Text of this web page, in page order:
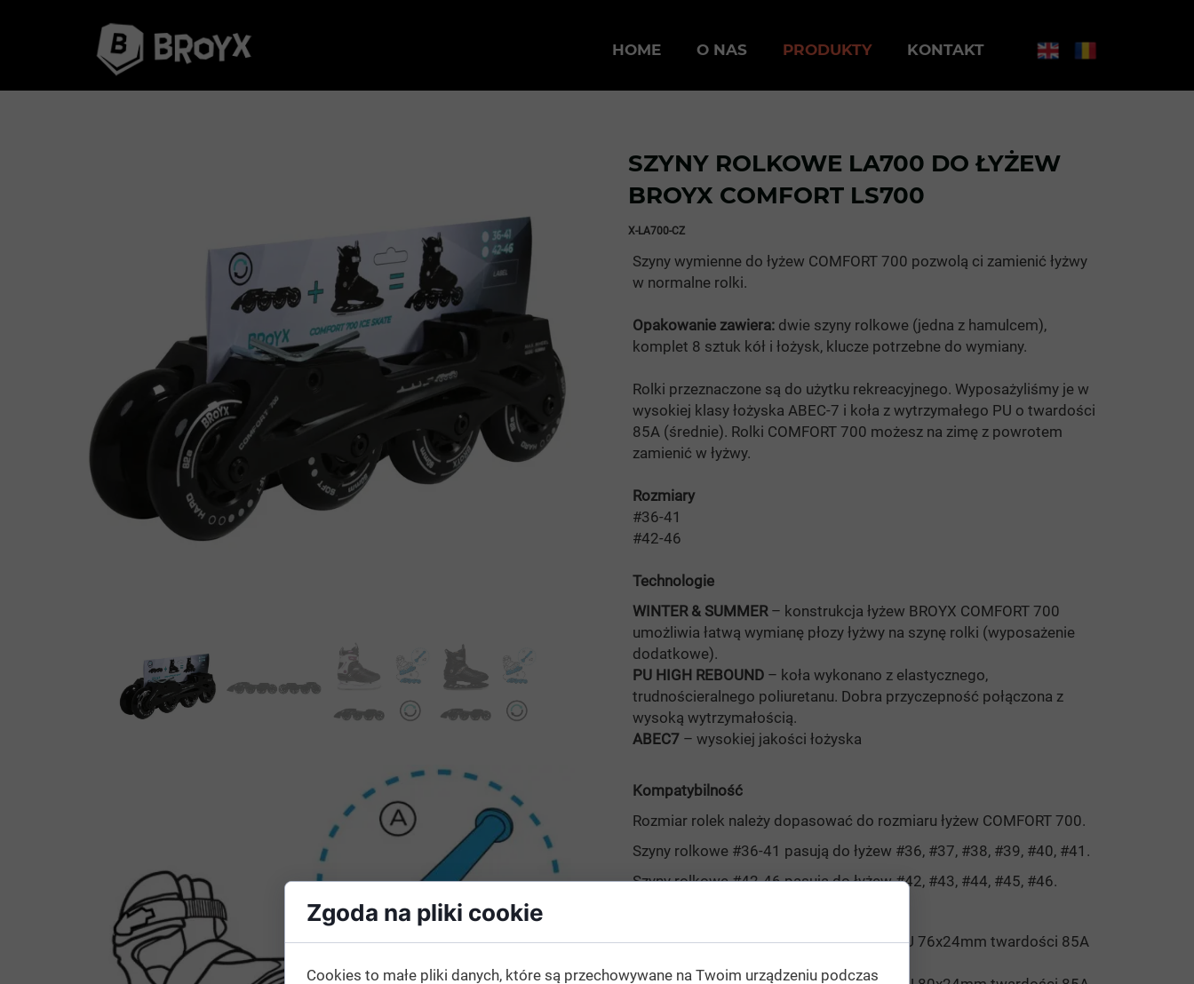
HOME O NAS PRODUKTY KONTAKT
X-LA700-CZ
SZYNY ROLKOWE LA700 DO ŁYŻEW
BROYX COMFORT LS700
Szyny wymienne do łyżew COMFORT 700 pozwolą ci zamienić łyżwy
w normalne rolki.
Opakowanie zawiera: dwie szyny rolkowe (jedna z hamulcem),
komplet 8 sztuk kół i łożysk, klucze potrzebne do wymiany.
Rolki przeznaczone są do użytku rekreacyjnego. Wyposażyliśmy je w
wysokiej klasy łożyska ABEC-7 i koła z wytrzymałego PU o twardości
85A (średnie). Rolki COMFORT 700 możesz na zimę z powrotem
zamienić w łyżwy.
Rozmiary
#36-41
#42-46
Technologie
WINTER & SUMMER – konstrukcja łyżew BROYX COMFORT 700
umożliwia łatwą wymianę płozy łyżwy na szynę rolki (wyposażenie
dodatkowe).
PU HIGH REBOUND – koła wykonano z elastycznego,
trudnościeralnego poliuretanu. Dobra przyczepność połączona z
wysoką wytrzymałością.
ABEC7 – wysokiej jakości łożyska
Kompatybilność
Rozmiar rolek należy dopasować do rozmiaru łyżew COMFORT 700.
Szyny rolkowe #36-41 pasują do łyżew #36, #37, #38, #39, #40, #41.
Szyny rolkowe #42-46 pasują do łyżew #42, #43, #44, #45, #46.
rozmiar 36-41 wyposażono w koła PU 76x24mm twardości 85A
Zgoda na pliki cookie
Cookies to małe pliki danych, które są przechowywane na Twoim urządzeniu podczas